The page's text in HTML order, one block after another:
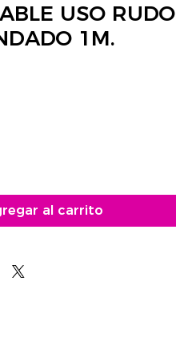
USO RUDO
1M.
al carrito